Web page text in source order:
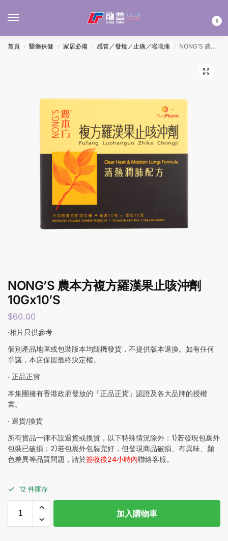
0
首頁 / 醫藥保健 / 家居必備 / 感冒／發燒／止痛／喉嚨痛 / NONG’S 農本方複方羅漢果止咳沖劑 10Gx10’S
NONG’S 農本方複方羅漢果止咳沖劑
10Gx10’S
$60.00
‧相片只供參考
個別產品地區或包裝版本均隨機發貨，不提供版本退換。如有任何
爭議，本店保留最終決定權。
‧ 正品正貨
本集團擁有香港政府發放的「正品正貨」認證及各大品牌的授權
書。
‧ 退貨/換貨
所有貨品一律不設退貨或換貨，以下特殊情況除外：1)若發現包裹外
包裝已破損；2)若包裹外包裝完好，但發現商品破損、有異味、顏
色差異等品質問題，請於簽收後24小時內聯絡客服。
12 件庫存
加入購物車